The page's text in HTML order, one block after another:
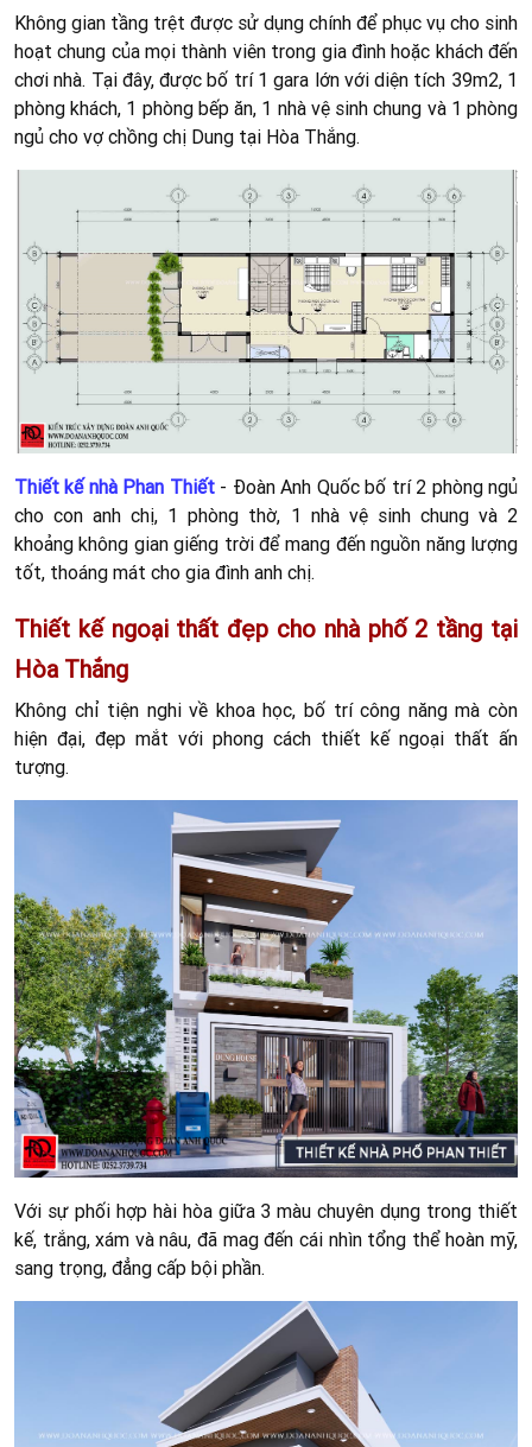
Không gian tầng trệt được sử dụng chính để phục vụ cho sinh
hoạt chung của mọi thành viên trong gia đình hoặc khách đến
chơi nhà. Tại đây, được bố trí 1 gara lớn với diện tích 39m2, 1
phòng khách, 1 phòng bếp ăn, 1 nhà vệ sinh chung và 1 phòng
ngủ cho vợ chồng chị Dung tại Hòa Thắng.
Thiết kế nhà Phan Thiết - Đoàn Anh Quốc bố trí 2 phòng ngủ
cho con anh chị, 1 phòng thờ, 1 nhà vệ sinh chung và 2
khoảng không gian giếng trời để mang đến nguồn năng lượng
tốt, thoáng mát cho gia đình anh chị.
Thiết kế ngoại thất đẹp cho nhà phố 2 tầng tại
Hòa Thắng
Không chỉ tiện nghi về khoa học, bố trí công năng mà còn
hiện đại, đẹp mắt với phong cách thiết kế ngoại thất ấn
tượng.
Với sự phối hợp hài hòa giữa 3 màu chuyên dụng trong thiết
kế, trắng, xám và nâu, đã mag đến cái nhìn tổng thể hoàn mỹ,
sang trọng, đẳng cấp bội phần.